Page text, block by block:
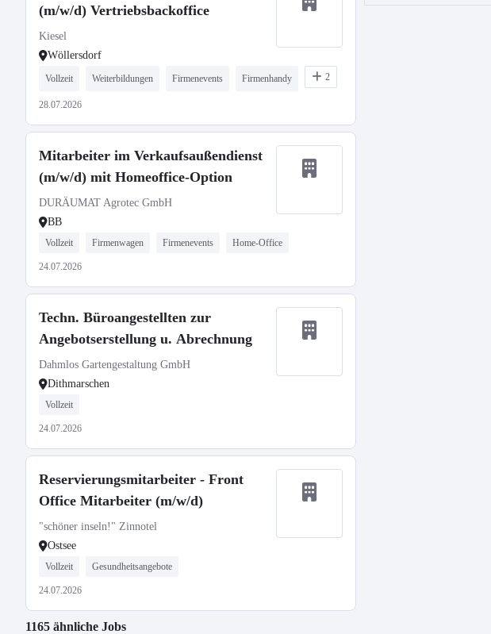
(m/w/d) Vertriebsbackoffice
Kiesel
Wöllersdorf
Vollzeit Weiterbildungen Firmenevents Firmenhandy 2
28.07.2026
Mitarbeiter im Verkaufsaußendienst
(m/w/d) mit Homeoffice-Option
DURÄUMAT Agrotec GmbH
BB
Vollzeit Firmenwagen Firmenevents Home-Office
24.07.2026
Techn. Büroangestellten zur
Angebotserstellung u. Abrechnung
Dahmlos Gartengestaltung GmbH
Dithmarschen
Vollzeit
24.07.2026
Reservierungsmitarbeiter - Front
Office Mitarbeiter (m/w/d)
"schöner inseln!" Zinnotel
Ostsee
Vollzeit Gesundheitsangebote
24.07.2026
1165 ähnliche Jobs